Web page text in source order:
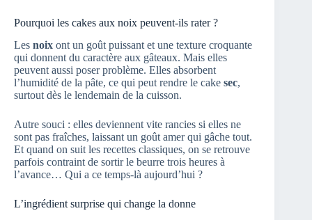
Pourquoi les cakes aux noix peuvent-ils rater ?
Les noix ont un goût puissant et une texture croquante
qui donnent du caractère aux gâteaux. Mais elles
peuvent aussi poser problème. Elles absorbent
l’humidité de la pâte, ce qui peut rendre le cake sec,
surtout dès le lendemain de la cuisson.
Autre souci : elles deviennent vite rancies si elles ne
sont pas fraîches, laissant un goût amer qui gâche tout.
Et quand on suit les recettes classiques, on se retrouve
parfois contraint de sortir le beurre trois heures à
l’avance… Qui a ce temps-là aujourd’hui ?
L’ingrédient surprise qui change la donne